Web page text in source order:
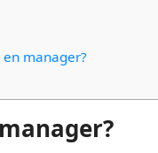
manager?